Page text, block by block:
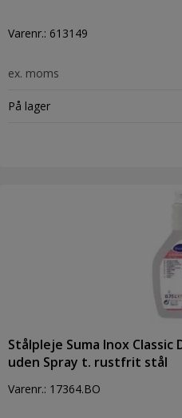
Varenr.: 613149
ex. moms
På lager
Stålpleje Suma Inox Classic
uden Spray t. rustfrit stål
Varenr.: 17364.BO